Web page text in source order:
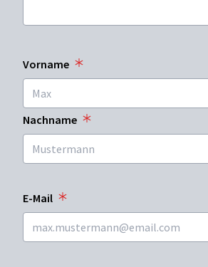
Vorname
Nachname
E-Mail